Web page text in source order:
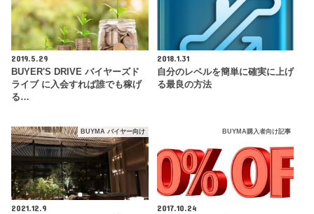
2019.5.29
BUYER'S DRIVE バイヤーズド
ライブ に入会すれば誰でも稼げ
る…
2018.1.31
自分のレベルを簡単に確実に上げ
る最良の方法
BUYMA バイヤー向け
2021.12.9
BUYMA購入者向け記事
2017.10.24